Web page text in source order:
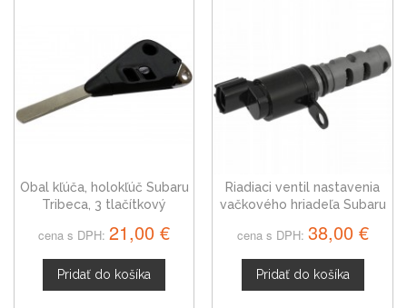
Obal kľúča, holokľúč Subaru
Tribeca, 3 tlačítkový
cena s DPH: 21,00 €
Pridať do košíka
Riadiaci ventil nastavenia
vačkového hriadeľa Subaru
cena s DPH: 38,00 €
Pridať do košíka